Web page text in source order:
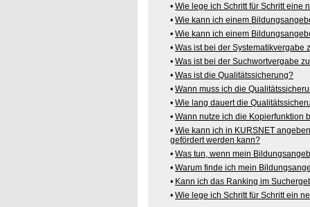
• Wie lege ich Schritt für Schritt eine
• Wie kann ich einem
• Wie kann ich einem
• Was ist bei der Systematikvergabe
• Was ist bei der Suchwortvergabe
• Was ist die Qualitätssicherung?
• Wann muss ich die
• Wie lang dauert die
• Wann nutze ich die Kopierfunktion
• Wie kann ich in KURSNET
gefördert werden kann?
• Was tun, wenn mein
• Warum finde ich mein
• Kann ich das Ranking im
• Wie lege ich Schritt für Schritt ein